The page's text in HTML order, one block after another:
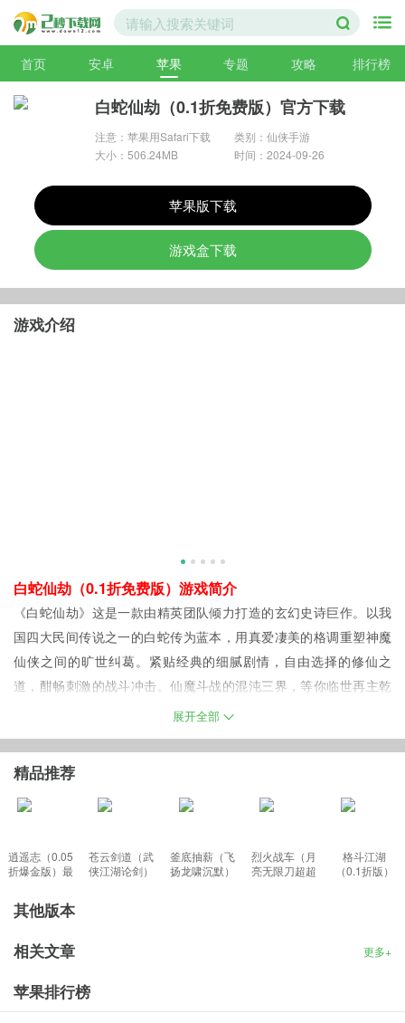
首页 安卓 苹果 专题 攻略 排行榜
白蛇仙劫（0.1折免费版）官方下载
注意：苹果用Safari下载
类别：仙侠手游
大小：506.24MB
时间：2024-09-26
苹果版下载
游戏盒下载
游戏介绍
白蛇仙劫（0.1折免费版）游戏简介
《白蛇仙劫》这是一款由精英团队倾力打造的玄幻史诗巨作。以我
国四大民间传说之一的白蛇传为蓝本，用真爱凄美的格调重塑神魔
仙侠之间的旷世纠葛。紧贴经典的细腻剧情，自由选择的修仙之
道，酣畅刺激的战斗冲击。仙魔斗战的混沌三界，等你临世再主乾
坤。真命天劫的玄仙之途，等你步入渡尽红尘！
白蛇仙劫（0.1折免费版）游戏福利
白蛇仙劫（0.1折免费版）游戏充值返利
具体充值返利请在游戏盒子上咨询客服！
展开全部
精品推荐
逍遥志（0.05
折爆金版）最
苍云剑道（武
侠江湖论剑）
釜底抽薪（飞
扬龙啸沉默）
烈火战车（月
亮无限刀超超
格斗江湖
（0.1折版）
其他版本
相关文章
更多+
苹果排行榜